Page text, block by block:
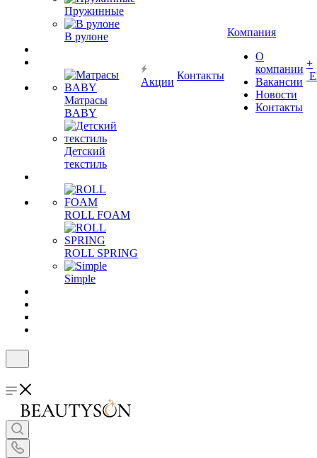
Пружинные
В рулоне
Матрасы
BABY
Детский
текстиль
ROLL FOAM
ROLL SPRING
Simple
Акции
Контакты
Компания
О
компании
Вакансии
Новости
Контакты
+